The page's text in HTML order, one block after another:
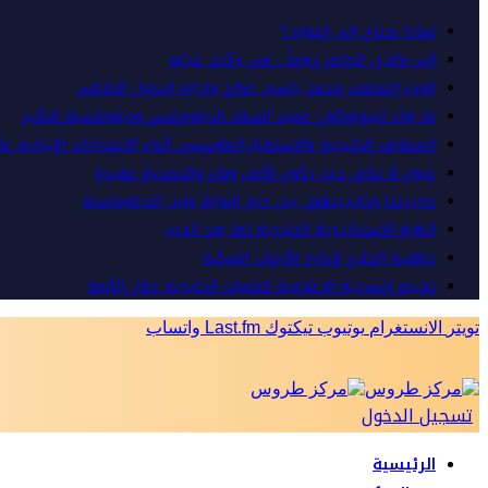
لماذا نحتاج إلى التوازن؟
إلى والدِي الحاضرِ دوماً… في ذِكرى غيابِه
الوزير المثقف محمد ياسين صالح وإدارة التحول الثقافي
ما وراء البروتوكول: عميد السلك الدبلوماسي ودبلوماسية التأثير
المصارف الخليجية والاستقرار المؤسسي أثناء الاعتداءات
عيون لا تنام.. حين يكون الأمن وفاء والتضحية عقيدة
خارجيتنا وخارجيتهم.. بين حزم الرواية ولين الدبلوماسية
الرؤية الاستراتيجية الخليجية لما بعد الحرب
جاهزية الخليج لإدارة الأزمات المركبة
تقييم السردية الإعلامية للقنوات الخليجية خلال الأزمة
تويتر الانستغرام يوتيوب تيكتوك Last.fm واتساب
تسجيل الدخول
الرئيسية